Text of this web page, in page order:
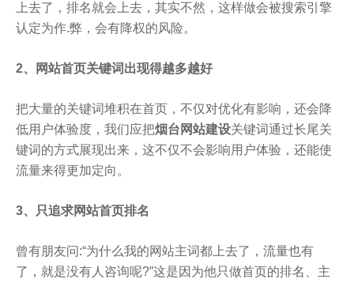
上去了，排名就会上去，其实不然，这样做会被搜索引擎
认定为作.弊，会有降权的风险。
2、网站首页关键词出现得越多越好
把大量的关键词堆积在首页，不仅对优化有影响，还会降
低用户体验度，我们应把烟台网站建设关键词通过长尾关
键词的方式展现出来，这不仅不会影响用户体验，还能使
流量来得更加定向。
3、只追求网站首页排名
曾有朋友问:“为什么我的网站主词都上去了，流量也有
了，就是没有人咨询呢?”这是因为他只做首页的排名、主